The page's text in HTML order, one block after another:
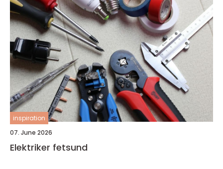
inspiration
07. June 2026
Elektriker fetsund